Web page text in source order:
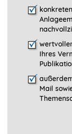
Ihres
Mail